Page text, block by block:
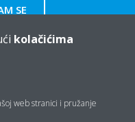
SE
kolačićima
web stranici i pružanje